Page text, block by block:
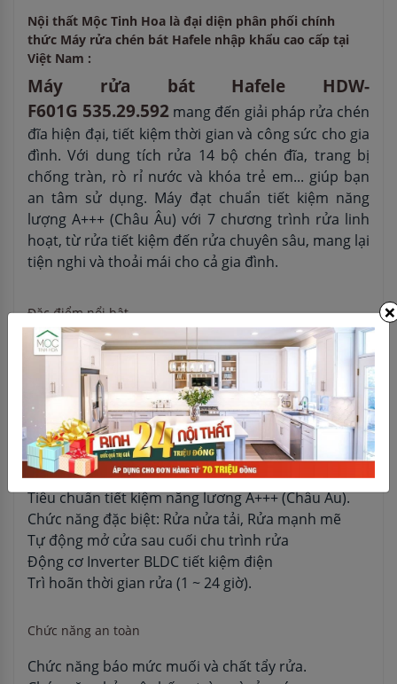
Nội thất Mộc Tinh Hoa là đại diện phân phối chính
thức Máy rửa chén bát Hafele nhập khẩu cao cấp tại
Việt Nam :
Máy rửa bát Hafele HDW-
F601G 535.29.592 mang đến giải pháp rửa chén
đĩa hiện đại, tiết kiệm thời gian và công sức cho gia
đình. Với dung tích rửa 14 bộ chén đĩa, trang bị
chống tràn, rò rỉ nước và khóa trẻ em... giúp bạn
an tâm sử dụng. Máy đạt chuẩn tiết kiệm năng
lượng A+++ (Châu Âu) với 7 chương trình rửa linh
hoạt, từ rửa tiết kiệm đến rửa chuyên sâu, mang lại
tiện nghi và thoải mái cho cả gia đình.
Đặc điểm nổi bật
Dung tích: 14 bộ đồ ăn Châu Âu.
Khay rửa: 3 tầng với ngăn rửa dao kéo nhỏ phía
trên cùng.
Điều khiển nút nhấn với màn hình hiển thị LED
7 chương trình rửa: Rửa mạnh, Rửa thông thường,
Rửa tiết kiệm ECO, Rửa đồ
thủy tinh, Rửa 90 phút, Rửa nhanh, Rửa ngâm.
Tiêu chuẩn tiết kiệm năng lương A+++ (Châu Âu).
Chức năng đặc biệt: Rửa nửa tải, Rửa mạnh mẽ
Tự động mở cửa sau cuối chu trình rửa
Động cơ Inverter BLDC tiết kiệm điện
Trì hoãn thời gian rửa (1 ~ 24 giờ).
Chức năng an toàn
Chức năng báo mức muối và chất tẩy rửa.
×